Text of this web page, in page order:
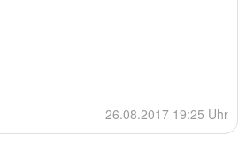
26.08.2017 19:25 Uhr